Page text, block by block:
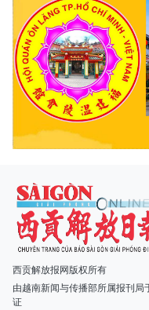
西贡解放报网版权所有
由越南新闻与传播部所属报刊
证
副总编辑: 阮玉英、范文长、裴
阮克强、陈嘉宝
主编: 阮玉英
社址: 胡志明市棋盘坊阮氏明开街
总台: (028) 39294091 - 转 060
热线: 096.558.1888
编辑部: (028) 39294092 - 转 060
电子信箱